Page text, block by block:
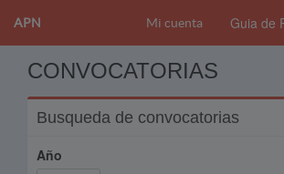
APN Mi cuenta Guia de
CONVOCATORIAS
Busqueda de convocatorias
Año